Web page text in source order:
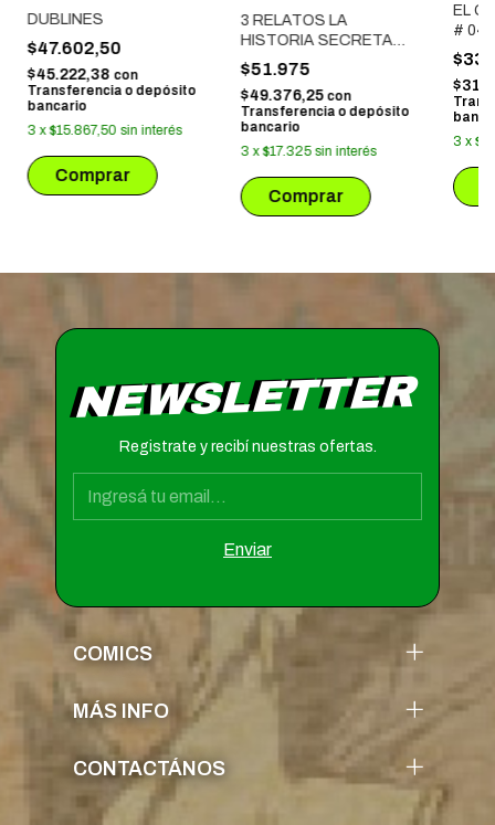
DUBLINES
$47.602,50
$45.222,38 con
Transferencia o depósito
bancario
3 x$15.867,50 sin interés
3 RELATOS LA
HISTORIA SECRETA
DEL HOMBRE GIGANTE
$51.975
$49.376,25 con
Transferencia o depósito
bancario
3 x$17.325 sin interés
EL
# 04
3 x
NEWSLETTER
Registrate y recibí nuestras ofertas.
COMICS
MÁS INFO
CONTACTÁNOS